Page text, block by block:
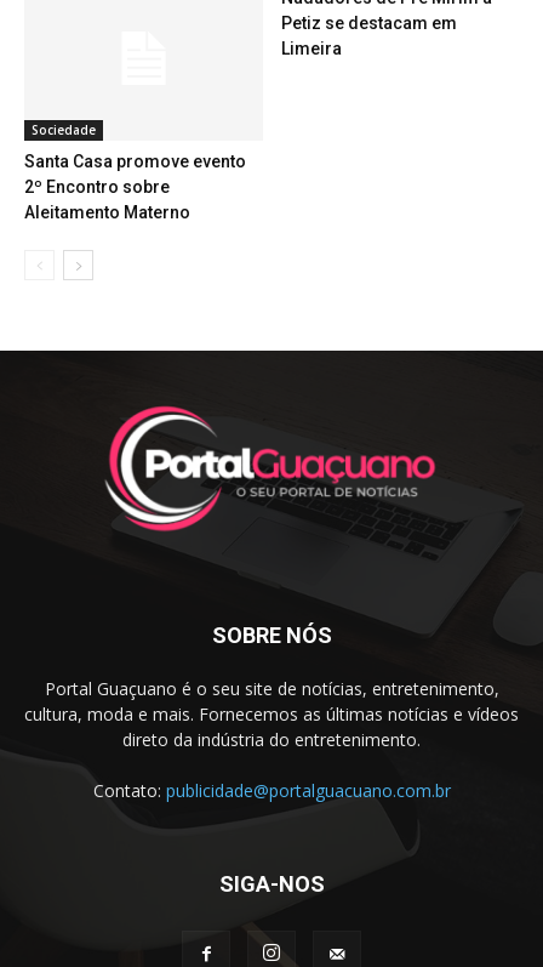
Sociedade
Santa Casa promove evento
2º Encontro sobre
Aleitamento Materno
Petiz se destacam em
Limeira
SOBRE NÓS
Portal Guaçuano é o seu site de notícias, entretenimento,
cultura, moda e mais. Fornecemos as últimas notícias e vídeos
direto da indústria do entretenimento.
Contato: publicidade@portalguacuano.com.br
SIGA-NOS